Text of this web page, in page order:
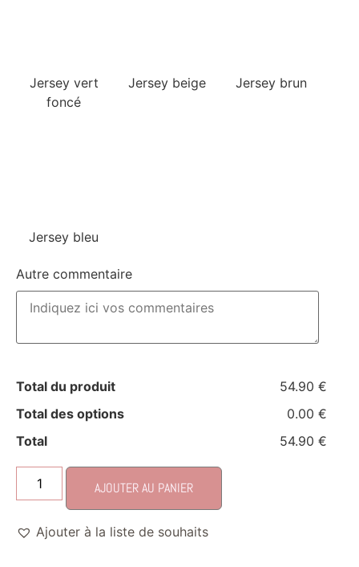
Jersey vert
foncé
Jersey beige Jersey brun
Jersey bleu
Autre commentaire
Total du produit
54.90 €
Total des options
0.00 €
Total
54.90 €
AJOUTER AU PANIER
Ajouter à la liste de souhaits